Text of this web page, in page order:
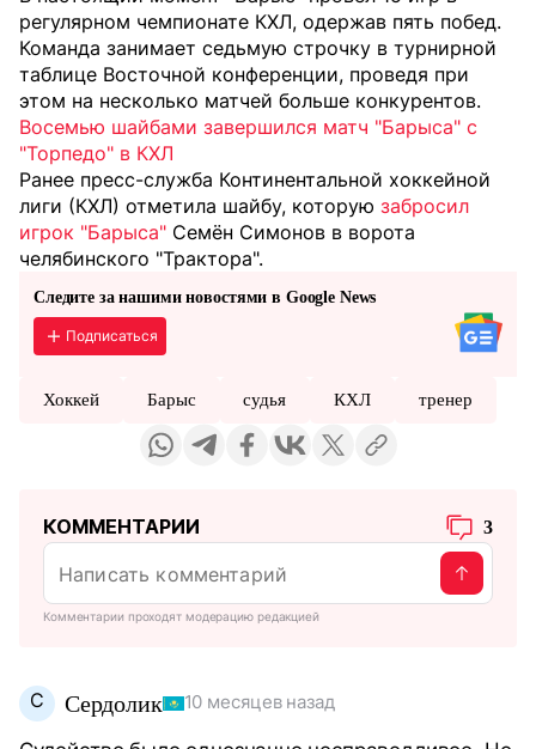
регулярном чемпионате КХЛ, одержав пять побед.
Команда занимает седьмую строчку в турнирной
таблице Восточной конференции, проведя при
этом на несколько матчей больше конкурентов.
Восемью шайбами завершился матч "Барыса" с
"Торпедо" в КХЛ
Ранее пресс-служба Континентальной хоккейной
лиги (КХЛ) отметила шайбу, которую забросил
игрок "Барыса" Семён Симонов в ворота
челябинского "Трактора".
Следите за нашими новостями в Google News
Подписаться
Хоккей Барыс судья КХЛ тренер
КОММЕНТАРИИ 3
Комментарии проходят модерацию редакцией
С Сердолик 10 месяцев назад